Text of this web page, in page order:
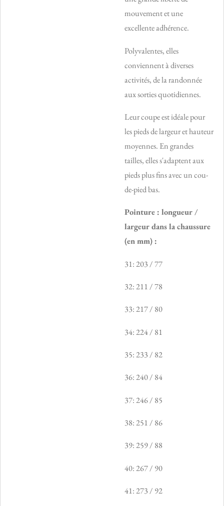
mouvement et une
excellente adhérence.
Polyvalentes, elles
conviennent à diverses
activités, de la randonnée
aux sorties quotidiennes.
Leur coupe est idéale pour
les pieds de largeur et hauteur
moyennes. En grandes
tailles, elles s'adaptent aux
pieds plus fins avec un cou-
de-pied bas.
Pointure : longueur /
largeur dans la chaussure
(en mm) :
31: 203 / 77
32: 211 / 78
33: 217 / 80
34: 224 / 81
35: 233 / 82
36: 240 / 84
37: 246 / 85
38: 251 / 86
39: 259 / 88
40: 267 / 90
41: 273 / 92